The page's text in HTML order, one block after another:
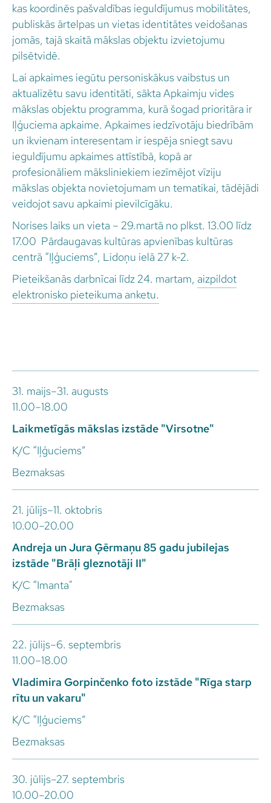
kas koordinēs pašvaldības ieguldījumus mobilitātes,
publiskās ārtelpas un vietas identitātes veidošanas
jomās, tajā skaitā mākslas objektu izvietojumu
pilsētvidē.
Lai apkaimes iegūtu personiskākus vaibstus un
aktualizētu savu identitāti, sākta Apkaimju vides
mākslas objektu programma, kurā šogad prioritāra ir
Iļģuciema apkaime. Apkaimes iedzīvotāju biedrībām
un ikvienam interesentam ir iespēja sniegt savu
ieguldījumu apkaimes attīstībā, kopā ar
profesionāliem māksliniekiem iezīmējot vīziju
mākslas objekta novietojumam un tematikai, tādējādi
veidojot savu apkaimi pievilcīgāku.
Norises laiks un vieta – 29.martā no plkst. 13.00 līdz
17.00 Pārdaugavas kultūras apvienības kultūras
centrā “Iļģuciems”, Lidoņu ielā 27 k-2.
Pieteikšanās darbnīcai līdz 24. martam, aizpildot
elektronisko pieteikuma anketu.
31. maijs–31. augusts
11.00–18.00
Laikmetīgās mākslas izstāde "Virsotne"
K/C “Iļģuciems”
Bezmaksas
21. jūlijs–11. oktobris
10.00–20.00
Andreja un Jura Ģērmaņu 85 gadu jubilejas
izstāde "Brāļi gleznotāji II"
K/C “Imanta"
Bezmaksas
22. jūlijs–6. septembris
11.00–18.00
Vladimira Gorpinčenko foto izstāde "Rīga starp
rītu un vakaru"
K/C “Iļģuciems”
Bezmaksas
30. jūlijs–27. septembris
10.00–20.00